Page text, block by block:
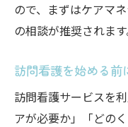
ので、まずはケアマ
の相談が推奨されます
訪問看護を始める前
訪問看護サービスを
アが必要か」「どの